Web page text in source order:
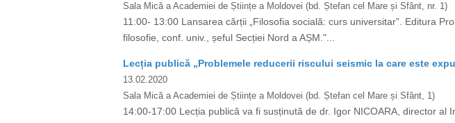
Sala Mică a Academiei de Științe a Moldovei (bd. Ștefan cel Mare și Sfânt, nr. 1)
11:00- 13:00 Lansarea cărții „Filosofia socială: curs universitar”. Editura
filosofie, conf. univ., șeful Secției Nord a AȘM."...
Lecția publică „Problemele reducerii riscului seismic la care este
13.02.2020
Sala Mică a Academiei de Științe a Moldovei (bd. Ștefan cel Mare și Sfânt, 1)
14:00-17:00 Lecția publică va fi susținută de dr. Igor NICOARA, director al